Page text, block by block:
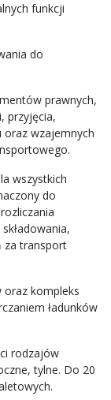
funkcji
do
prawnych,
przyjęcia,
oraz wzajemnych
wszystkich
do
za transport
oraz kompleks
ładunków
rodzajów
tylne. Do 20